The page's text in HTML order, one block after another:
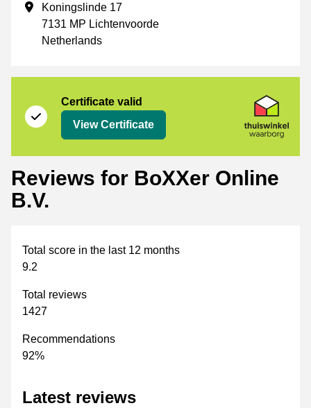
Business address
Koningslinde 17
7131 MP Lichtenvoorde
Netherlands
Certificate valid
View Certificate
Reviews for BoXXer Online
B.V.
Total score in the last 12 months
9.2
Total reviews
1427
Recommendations
92%
Latest reviews